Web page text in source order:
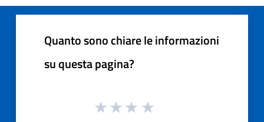
Quanto sono chiare le informazioni
su questa pagina?